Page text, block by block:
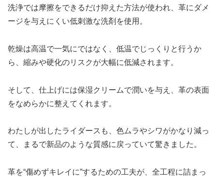
洗浄では摩擦をできるだけ抑えた方法が使われ、革にダメ
ージを与えにくい低刺激な洗剤を使用。
乾燥は高温で一気にではなく、低温でじっくりと行うか
ら、縮みや硬化のリスクが大幅に低減されます。
そして、仕上げには保湿クリームで潤いを与え、革の表面
をなめらかに整えてくれます。
わたしが出したライダースも、色ムラやシワがかなり減っ
て、まるで新品のような質感に戻っていて驚きました。
革を“傷めずキレイに”するための工夫が、全工程に詰まっ